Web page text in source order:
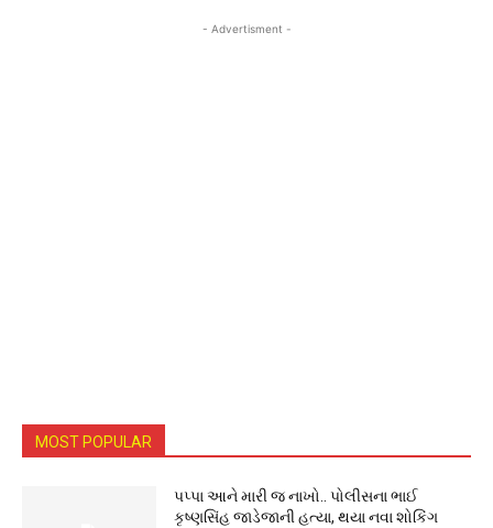
- Advertisment -
MOST POPULAR
પપ્પા આને મારી જ નાખો.. પોલીસના ભાઈ
કૃષ્ણસિંહ જાડેજાની હત્યા, થયા નવા શોકિંગ